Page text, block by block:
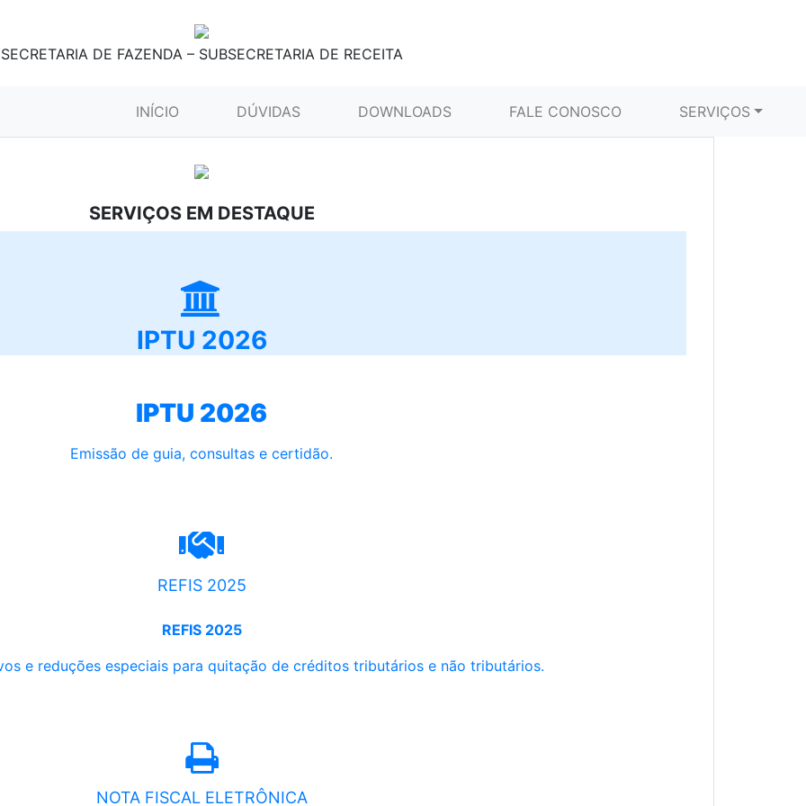
SECRETARIA DE FAZENDA – SUBSECRETARIA DE RECEITA
INÍCIO (CURRENT)DÚVIDAS DOWNLOADS FALE CONOSCO SERVIÇOS
SERVIÇOS EM DESTAQUE
IPTU 2026
IPTU 2026
Emissão de guia, consultas e certidão.
REFIS 2025
REFIS 2025
e reduções especiais para quitação de créditos tributários e não tributários.
NOTA FISCAL ELETRÔNICA